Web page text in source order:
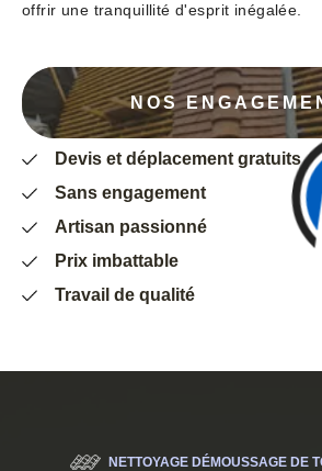
offrir une tranquillité d'esprit inégalée.
NOS
Devis et déplacement gratuits
Sans engagement
Artisan passionné
Prix imbattable
Travail de qualité
NETTOYAGE DÉMOUSSAGE DE